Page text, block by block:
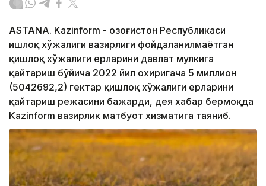
ASTANA. Kazinform - Қозоғистон Республикаси
Қишлоқ хўжалиги вазирлиги фойдаланилмаётган
қишлоқ хўжалиги ерларини давлат мулкига
қайтариш бўйича 2022 йил охиригача 5 миллион
(5042692,2) гектар қишлоқ хўжалиги ерларини
қайтариш режасини бажарди, дея хабар бермоқда
Kazinform вазирлик матбуот хизматига таяниб.